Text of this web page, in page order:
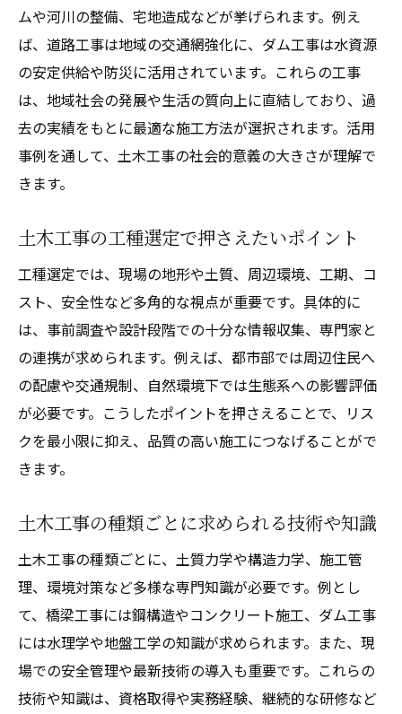
ムや河川の整備、宅地造成などが挙げられます。例え
ば、道路工事は地域の交通網強化に、ダム工事は水資源
の安定供給や防災に活用されています。これらの工事
は、地域社会の発展や生活の質向上に直結しており、過
去の実績をもとに最適な施工方法が選択されます。活用
事例を通して、土木工事の社会的意義の大きさが理解で
きます。
土木工事の工種選定で押さえたいポイント
工種選定では、現場の地形や土質、周辺環境、工期、コ
スト、安全性など多角的な視点が重要です。具体的に
は、事前調査や設計段階での十分な情報収集、専門家と
の連携が求められます。例えば、都市部では周辺住民へ
の配慮や交通規制、自然環境下では生態系への影響評価
が必要です。こうしたポイントを押さえることで、リス
クを最小限に抑え、品質の高い施工につなげることがで
きます。
土木工事の種類ごとに求められる技術や知識
土木工事の種類ごとに、土質力学や構造力学、施工管
理、環境対策など多様な専門知識が必要です。例とし
て、橋梁工事には鋼構造やコンクリート施工、ダム工事
には水理学や地盤工学の知識が求められます。また、現
場での安全管理や最新技術の導入も重要です。これらの
技術や知識は、資格取得や実務経験、継続的な研修など